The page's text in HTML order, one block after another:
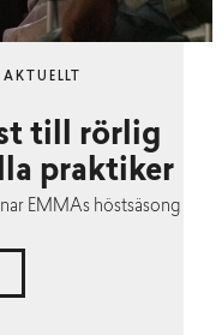
AKTUELLT
till rörlig
praktiker
EMMAs höstsäsong